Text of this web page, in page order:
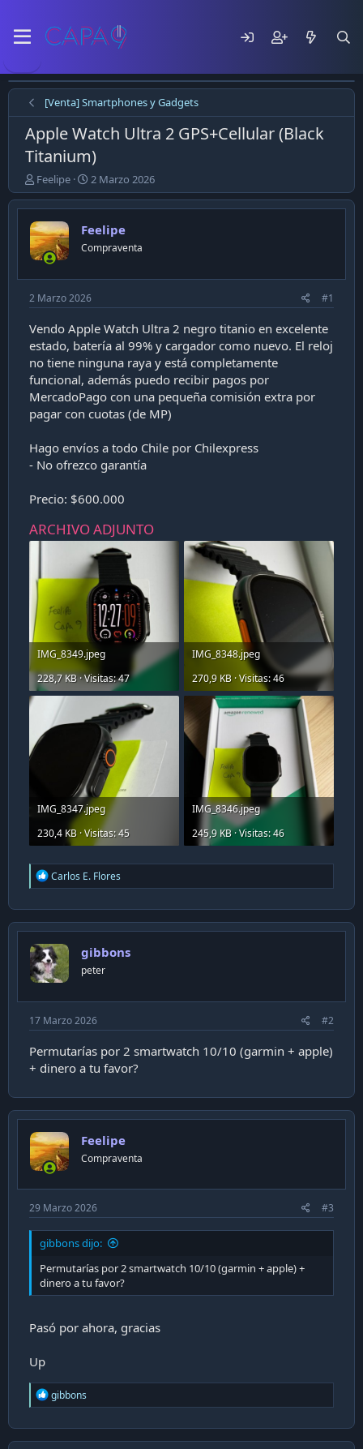
[Venta] Smartphones y Gadgets
Apple Watch Ultra 2 GPS+Cellular (Black
Titanium)
E
m
p
e
z
ó
l
t
e
m
Feelipe
F
e
c
a
d
p
u
b
l
c
a
c
i
ó
2 Marzo 2026
Feelipe
Compraventa
2 Marzo 2026 #1
Vendo Apple Watch Ultra 2 negro titanio en excelente
estado, batería al 99% y cargador como nuevo. El reloj
no tiene ninguna raya y está completamente
funcional, además puedo recibir pagos por
MercadoPago con una pequeña comisión extra por
pagar con cuotas (de MP)
Hago envíos a todo Chile por Chilexpress
- No ofrezco garantía
Precio: $600.000
ARCHIVO ADJUNTO
IMG_8349.jpeg
228,7 KB · Visitas: 47
IMG_8348.jpeg
270,9 KB · Visitas: 46
IMG_8347.jpeg
230,4 KB · Visitas: 45
IMG_8346.jpeg
245,9 KB · Visitas: 46
R
e
c
t
o
n
s
Carlos E. Flores
gibbons
peter
17 Marzo 2026 #2
Permutarías por 2 smartwatch 10/10 (garmin + apple)
+ dinero a tu favor?
Feelipe
Compraventa
29 Marzo 2026 #3
gibbons dijo:
Permutarías por 2 smartwatch 10/10 (garmin + apple) +
dinero a tu favor?
Pasó por ahora, gracias
Up
R
e
c
t
gibbons